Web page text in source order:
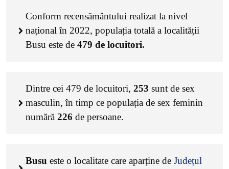
Conform recensământului realizat la nivel
național în 2022, populația totală a localității
Busu este de 479 de locuitori.
Dintre cei 479 de locuitori, 253 sunt de sex
masculin, în timp ce populația de sex feminin
numără 226 de persoane.
Busu este o localitate care aparține de Județul